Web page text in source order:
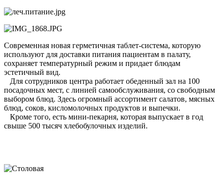
Современная новая герметичная таблет-система, которую
используют для доставки питания пациентам в палату,
сохраняет температурный режим и придает блюдам
эстетичный вид.
Для сотрудников центра работает обеденный зал на 100
посадочных мест, с линией самообслуживания, со свободным
выбором блюд. Здесь огромный ассортимент салатов, мясных
блюд, соков, кисломолочных продуктов и выпечки.
Кроме того, есть мини-пекарня, которая выпускает в год
свыше 500 тысяч хлебобулочных изделий.